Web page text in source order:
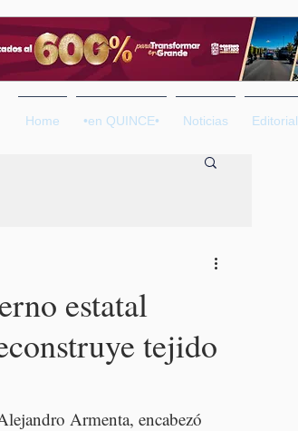
Home •en QUINCE• Noticias Editorial
estatal
tejido
Armenta, encabezó